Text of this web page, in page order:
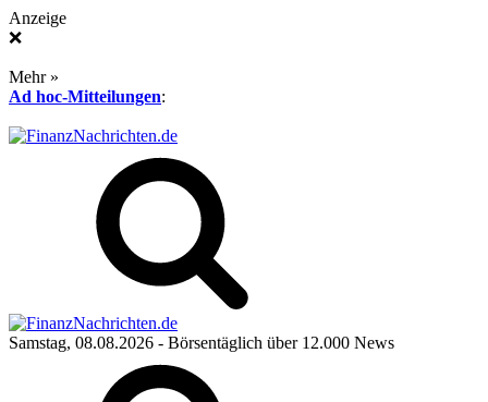
Anzeige
❌
Mehr »
Ad hoc-Mitteilungen:
Samstag, 08.08.2026 - Börsentäglich über 12.000 News